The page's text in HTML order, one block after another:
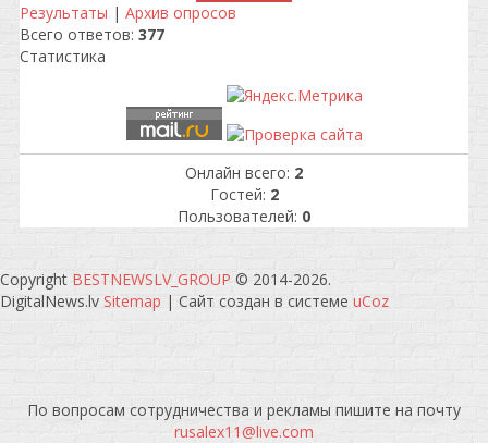
Результаты | Архив опросов
Всего ответов: 377
Статистика
Онлайн всего: 2
Гостей: 2
Пользователей: 0
Copyright BESTNEWSLV_GROUP © 2014-2026.
DigitalNews.lv Sitemap | Сайт создан в системе uCoz
По вопросам сотрудничества и рекламы пишите на почту
rusalex11@live.com